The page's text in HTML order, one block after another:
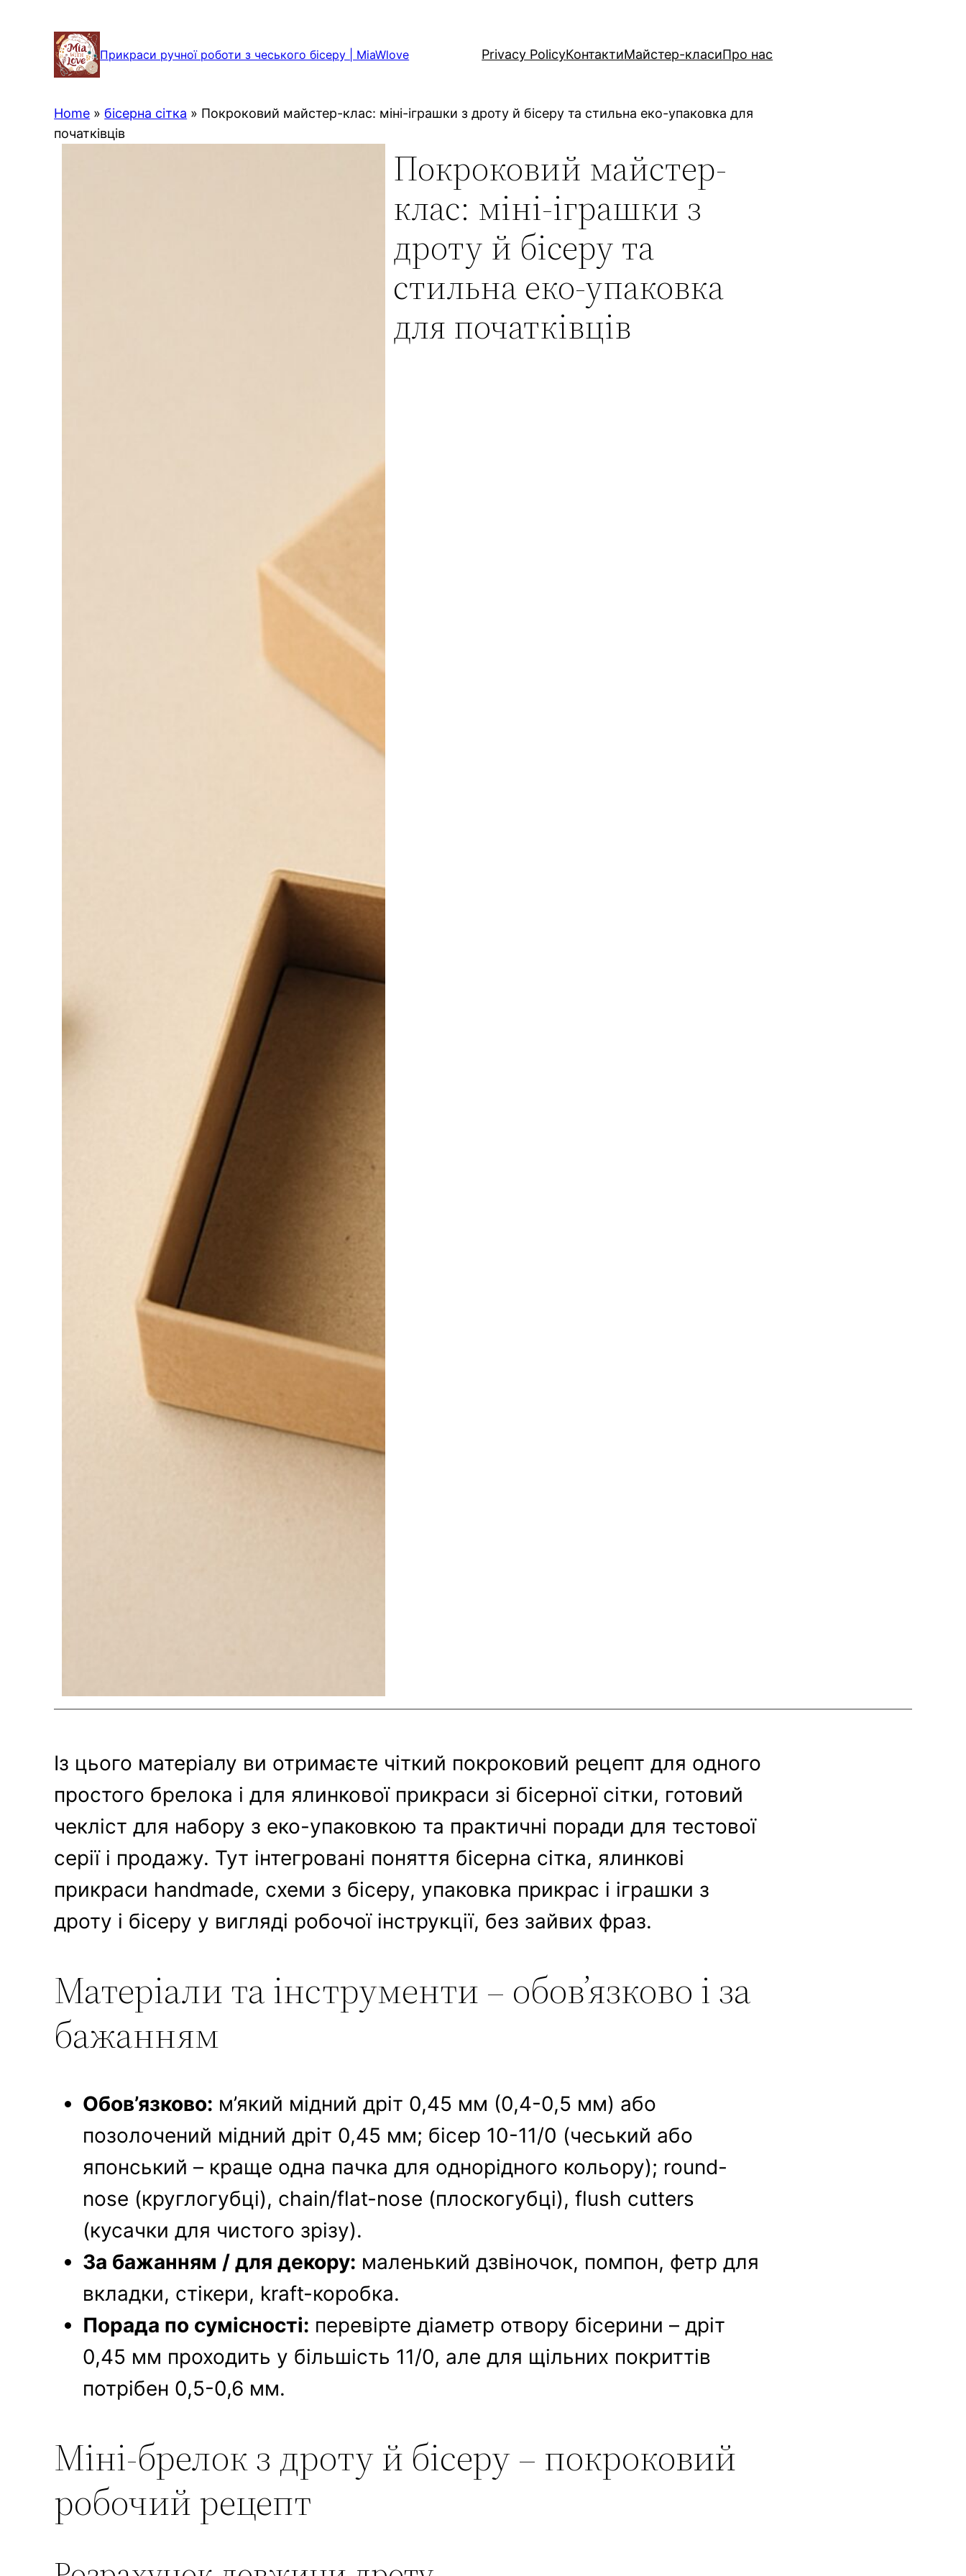
Прикраси ручної роботи з чеського бісеру | MiaWlove Privacy PolicyКонтактиМайстер-класиПро нас
Home » бісерна сітка » Покроковий майстер-клас: міні-іграшки з дроту й бісеру та стильна еко-упаковка для
початківців
Покроковий майстер-
клас: міні-іграшки з
дроту й бісеру та
стильна еко-упаковка
для початківців
Із цього матеріалу ви отримаєте чіткий покроковий рецепт для одного
простого брелока і для ялинкової прикраси зі бісерної сітки, готовий
чекліст для набору з еко-упаковкою та практичні поради для тестової
серії і продажу. Тут інтегровані поняття бісерна сітка, ялинкові
прикраси handmade, схеми з бісеру, упаковка прикрас і іграшки з
дроту і бісеру у вигляді робочої інструкції, без зайвих фраз.
Матеріали та інструменти – обов’язково і за
бажанням
Обов’язково: м’який мідний дріт 0,45 мм (0,4-0,5 мм) або
позолочений мідний дріт 0,45 мм; бісер 10-11/0 (чеський або
японський – краще одна пачка для однорідного кольору); round-
nose (круглогубці), chain/flat-nose (плоскогубці), flush cutters
(кусачки для чистого зрізу).
За бажанням / для декору: маленький дзвіночок, помпон, фетр для
вкладки, стікери, kraft-коробка.
Порада по сумісності: перевірте діаметр отвору бісерини – дріт
0,45 мм проходить у більшість 11/0, але для щільних покриттів
потрібен 0,5-0,6 мм.
Міні-брелок з дроту й бісеру – покроковий
робочий рецепт